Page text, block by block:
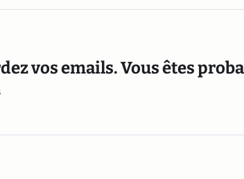
vos emails. Vous êtes